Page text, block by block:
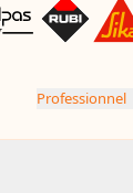
Professionnel